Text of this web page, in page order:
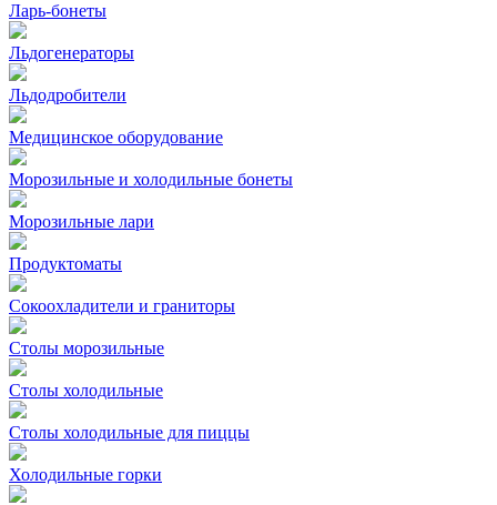
Ларь-бонеты
Льдогенераторы
Льдодробители
Медицинское оборудование
Морозильные и холодильные бонеты
Морозильные лари
Продуктоматы
Сокоохладители и граниторы
Столы морозильные
Столы холодильные
Столы холодильные для пиццы
Холодильные горки